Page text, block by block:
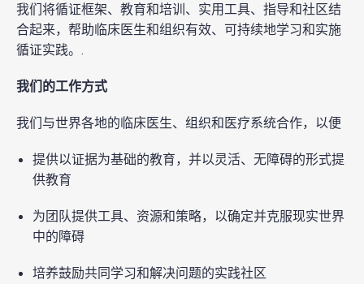
我们将循证框架、教育和培训、实用工具、指导和社区结
合起来，帮助临床医生和组织有效、可持续地学习和实施
循证实践。.
我们的工作方式
我们与世界各地的临床医生、组织和医疗系统合作，以便
提供以证据为基础的教育，并以灵活、无障碍的形式提
供教育
为团队提供工具、资源和策略，以确定并克服现实世界
中的障碍
培养鼓励共同学习和解决问题的实践社区